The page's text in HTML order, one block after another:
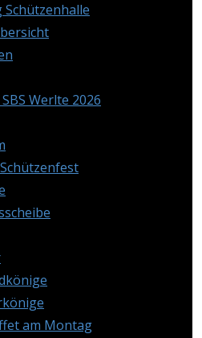
Schützenhalle
Werlte 2026
am Montag